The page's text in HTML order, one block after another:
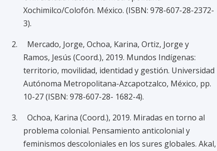
Xochimilco/Colofón. México. (ISBN: 978-607-28-2372-
3).
2. Mercado, Jorge, Ochoa, Karina, Ortiz, Jorge y
Ramos, Jesús (Coord.), 2019. Mundos Indígenas:
territorio, movilidad, identidad y gestión. Universidad
Autónoma Metropolitana-Azcapotzalco, México, pp.
10-27 (ISBN: 978-607-28- 1682-4).
3. Ochoa, Karina (Coord.), 2019. Miradas en torno al
problema colonial. Pensamiento anticolonial y
feminismos descoloniales en los sures globales. Akal,